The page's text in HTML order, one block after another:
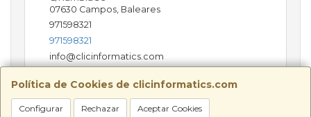
Política de Cookies de clicinformatics.com
Configurar Rechazar Aceptar Cookies
07630 Campos, Baleares
971598321
971598321
info@clicinformatics.com
Horario